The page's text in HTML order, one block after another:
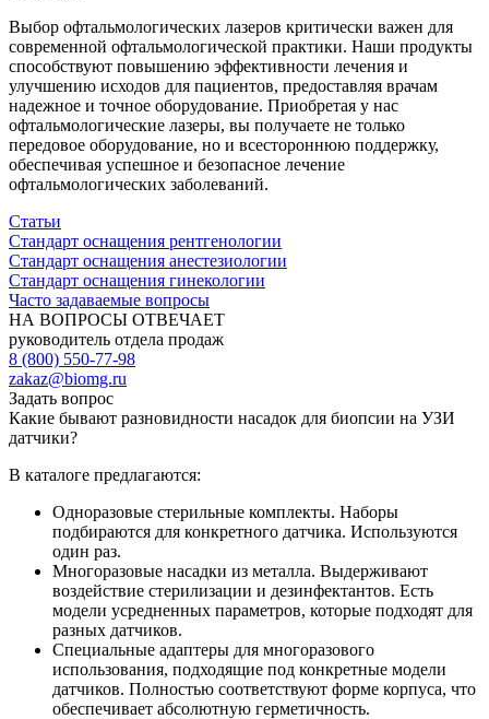
Выбор офтальмологических лазеров критически важен для
современной офтальмологической практики. Наши продукты
способствуют повышению эффективности лечения и
улучшению исходов для пациентов, предоставляя врачам
надежное и точное оборудование. Приобретая у нас
офтальмологические лазеры, вы получаете не только
передовое оборудование, но и всестороннюю поддержку,
обеспечивая успешное и безопасное лечение
офтальмологических заболеваний.
Статьи
Стандарт оснащения рентгенологии
Стандарт оснащения анестезиологии
Стандарт оснащения гинекологии
Часто задаваемые вопросы
НА ВОПРОСЫ ОТВЕЧАЕТ
руководитель отдела продаж
8 (800) 550-77-98
zakaz@biomg.ru
Задать вопрос
Какие бывают разновидности насадок для биопсии на УЗИ
датчики?
В каталоге предлагаются:
Одноразовые стерильные комплекты. Наборы
подбираются для конкретного датчика. Используются
один раз.
Многоразовые насадки из металла. Выдерживают
воздействие стерилизации и дезинфектантов. Есть
модели усредненных параметров, которые подходят для
разных датчиков.
Специальные адаптеры для многоразового
использования, подходящие под конкретные модели
датчиков. Полностью соответствуют форме корпуса, что
обеспечивает абсолютную герметичность.